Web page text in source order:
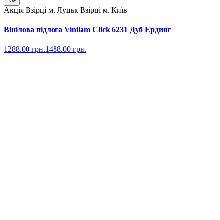
Акція Взірці м. Луцьк Взірці м. Київ
Вінілова підлога Vinilam Click 6231 Дуб Ердинг
1288.00 грн.1488.00 грн.